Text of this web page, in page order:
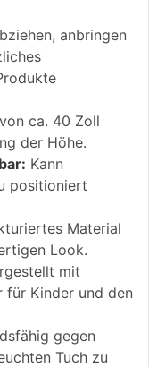
anbringen
ca. 40 Zoll
der Höhe.
Kann
positioniert
Material
Look.
mit
für Kinder und den
gegen
Tuch zu